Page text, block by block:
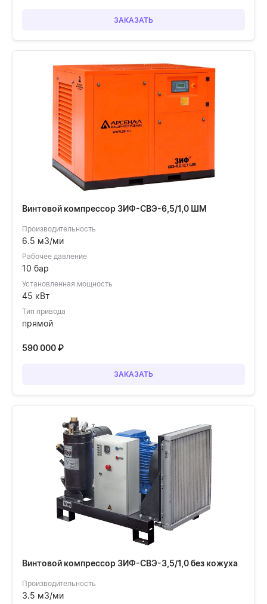
ЗАКАЗАТЬ
Винтовой компрессор ЗИФ-СВЭ-6,5/1,0 ШМ
Производительность
6.5 м3/ми
Рабочее давление
10 бар
Установленная мощность
45 кВт
Тип привода
прямой
590 000₽
ЗАКАЗАТЬ
Винтовой компрессор ЗИФ-СВЭ-3,5/1,0 без кожуха
Производительность
3.5 м3/ми